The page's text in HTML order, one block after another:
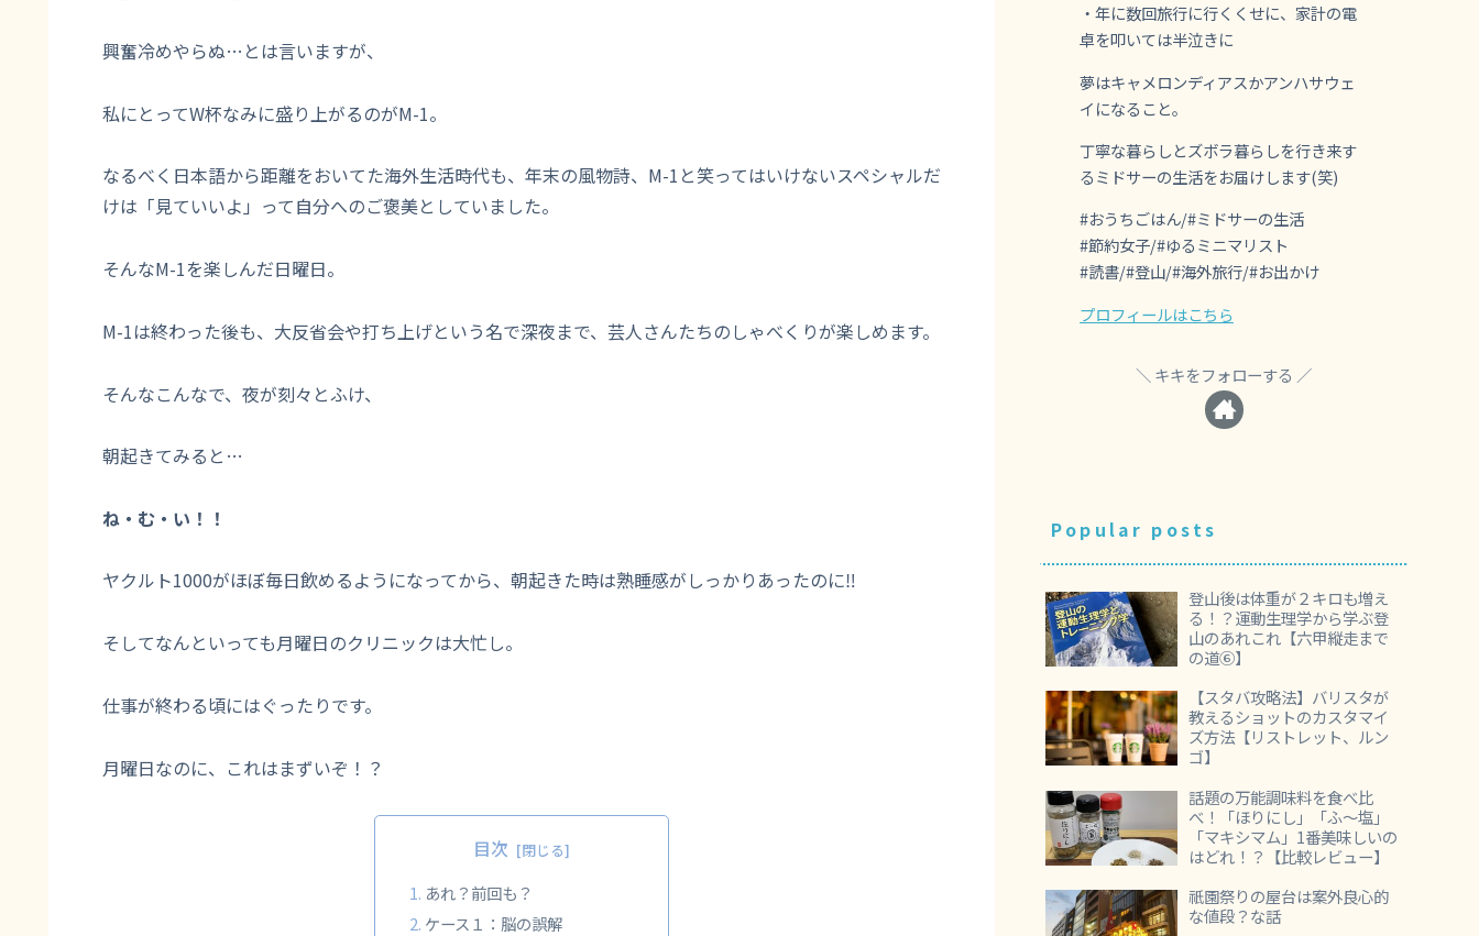
興奮冷めやらぬ…とは言いますが、
私にとってW杯なみに盛り上がるのがM-1。
なるべく日本語から距離をおいてた海外生活時代も、年末の風物詩、M-1と笑ってはいけないスペシャルだ
けは「見ていいよ」って自分へのご褒美としていました。
そんなM-1を楽しんだ日曜日。
M-1は終わった後も、大反省会や打ち上げという名で深夜まで、芸人さんたちのしゃべくりが楽しめます。
そんなこんなで、夜が刻々とふけ、
朝起きてみると…
ね・む・い！！
ヤクルト1000がほぼ毎日飲めるようになってから、朝起きた時は熟睡感がしっかりあったのに‼️
そしてなんといっても月曜日のクリニックは大忙し。
仕事が終わる頃にはぐったりです。
月曜日なのに、これはまずいぞ！？
目次
あれ？前回も？
ケース１：脳の誤解
・年に数回旅行に行くくせに、家計の電
卓を叩いては半泣きに
夢はキャメロンディアスかアンハサウェ
イになること。
丁寧な暮らしとズボラ暮らしを行き来す
るミドサーの生活をお届けします(笑)
#おうちごはん/#ミドサーの生活
#節約女子/#ゆるミニマリスト
#読書/#登山/#海外旅行/#お出かけ
プロフィールはこちら
キキをフォローする
Popular posts
登山後は体重が２キロも増え
る！？運動生理学から学ぶ登
山のあれこれ【六甲縦走まで
の道⑥】
【スタバ攻略法】バリスタが
教えるショットのカスタマイ
ズ方法【リストレット、ルン
ゴ】
話題の万能調味料を食べ比
べ！「ほりにし」「ふ～塩」
「マキシマム」1番美味しいの
はどれ！？【比較レビュー】
祇園祭りの屋台は案外良心的
な値段？な話